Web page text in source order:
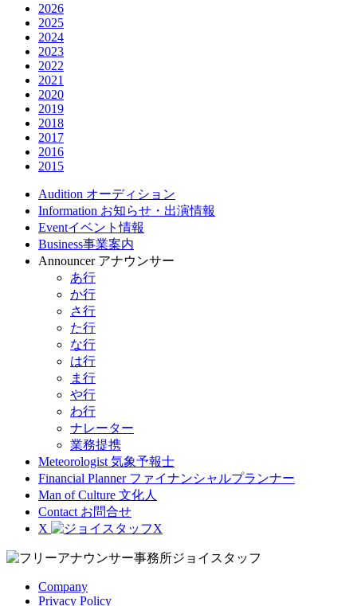
2026
2025
2024
2023
2022
2021
2020
2019
2018
2017
2016
2015
Audition オーディション
Information お知らせ・出演情報
Eventイベント情報
Business事業案内
Announcer アナウンサー
あ行
か行
さ行
た行
な行
は行
ま行
や行
わ行
ナレーター
業務提携
Meteorologist 気象予報士
Financial Planner ファイナンシャルプランナー
Man of Culture 文化人
Contact お問合せ
X
Company
Privacy Policy